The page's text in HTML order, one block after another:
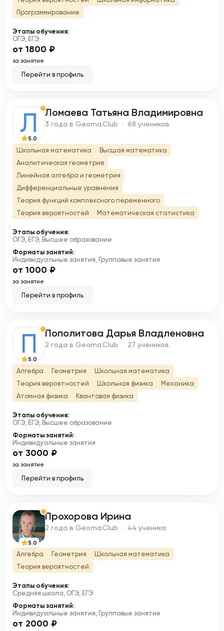
Программирование
Этапы обучения:
ОГЭ, ЕГЭ
от 1800 ₽
за занятие
Перейти в профиль
Л
5.0
Ломаева Татьяна Владимировна
3 года в Geoma.Club · 68 учеников
Школьная математика
Высшая математика
Аналитическая геометрия
Линейная алгебра и геометрия
Дифференциальные уравнения
Теория функций комплексного переменного
Теория вероятностей
Математическая статистика
Этапы обучения:
ОГЭ, ЕГЭ, Высшее образование
Форматы занятий:
Индивидуальные занятия, Групповые занятия
от 1000 ₽
за занятие
Перейти в профиль
П
5.0
Пополитова Дарья Владленовна
2 года в Geoma.Club · 27 учеников
Алгебра Геометрия
Школьная математика
Теория вероятностей
Школьная физика
Механика
Атомная физика
Квантовая физика
Этапы обучения:
ОГЭ, ЕГЭ, Высшее образование
Форматы занятий:
Индивидуальные занятия
от 3000 ₽
за занятие
Перейти в профиль
П
5.0
Прохорова Ирина
2 года в Geoma.Club · 44 ученика
Алгебра Геометрия
Школьная математика
Теория вероятностей
Этапы обучения:
Средняя школа, ОГЭ, ЕГЭ
Форматы занятий:
Индивидуальные занятия, Групповые занятия
от 2000 ₽